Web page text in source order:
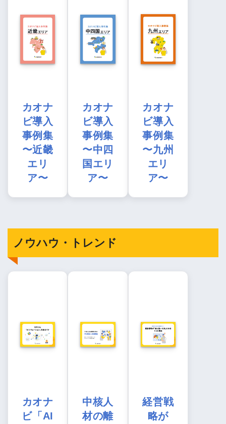
カオナ
ビ導入
事例集
〜近畿
エリ
ア〜
カオナ
ビ導入
事例集
〜中四
国エリ
ア〜
カオナ
ビ導入
事例集
〜九州
エリ
ア〜
ノウハウ・トレンド
カオナ
ビ「AI
中核人
材の離
経営戦
略が